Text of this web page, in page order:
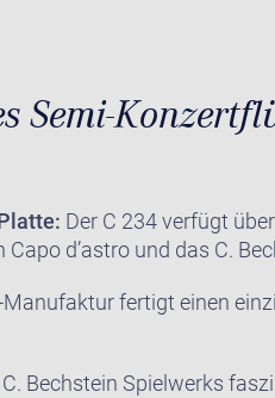
Semi-
Der C 234 verfügt
d’astro und das C.
fertigt einen
Bechstein Spielwerks